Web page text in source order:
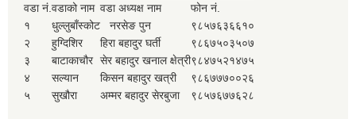
वडा नं. वडाको नाम वडा अध्यक्ष नाम
फोन नं.
१
धुल्लुबाँस्कोट नरसेङ पुन
९८५७६३६६१०
२
हुग्दिशिर हिरा बहादुर घर्ती
९८६७५०३५०७
३
बाटाकाचौर सेर बहादुर खनाल क्षेत्री९८४७५२१४७५
४
सल्यान किसन बहादुर खत्री
९८६७७७००२६
५
सुखौरा अम्मर बहादुर सेरबुजा ९८५७६७७६२८